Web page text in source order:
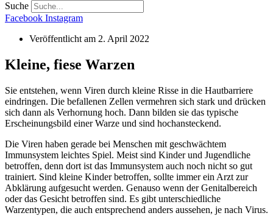
Suche
Facebook Instagram
Veröffentlicht am 2. April 2022
Kleine, fiese Warzen
Sie entstehen, wenn Viren durch kleine Risse in die Hautbarriere
eindringen. Die befallenen Zellen vermehren sich stark und drücken
sich dann als Verhornung hoch. Dann bilden sie das typische
Erscheinungsbild einer Warze und sind hochansteckend.
Die Viren haben gerade bei Menschen mit geschwächtem
Immunsystem leichtes Spiel. Meist sind Kinder und Jugendliche
betroffen, denn dort ist das Immunsystem auch noch nicht so gut
trainiert. Sind kleine Kinder betroffen, sollte immer ein Arzt zur
Abklärung aufgesucht werden. Genauso wenn der Genitalbereich
oder das Gesicht betroffen sind. Es gibt unterschiedliche
Warzentypen, die auch entsprechend anders aussehen, je nach Virus.